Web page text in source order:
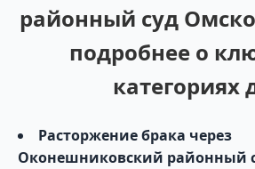
районный суд
подробнее о
категориях
Расторжение брака через
Оконешниковский районный